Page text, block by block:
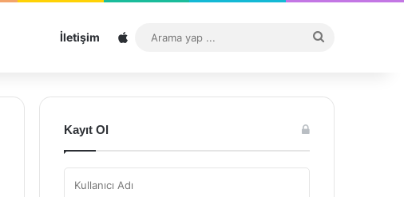
İletişim Sitemap
...
Kayıt Ol